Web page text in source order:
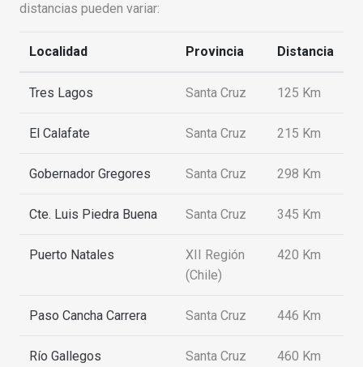
distancias pueden variar:
Localidad Provincia Distancia
Tres Lagos Santa Cruz 125 Km
El Calafate Santa Cruz 215 Km
Gobernador Gregores Santa Cruz 298 Km
Cte. Luis Piedra Buena Santa Cruz 345 Km
Puerto Natales
XII Región
(Chile)
420 Km
Paso Cancha Carrera Santa Cruz 446 Km
Río Gallegos Santa Cruz 460 Km